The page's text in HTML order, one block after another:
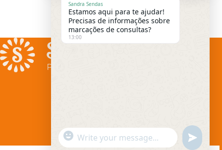
Sandra Sendas
Estamos aqui para te ajudar!
Precisas de informações sobre
marcações de consultas?
13:00
"
+
W
u